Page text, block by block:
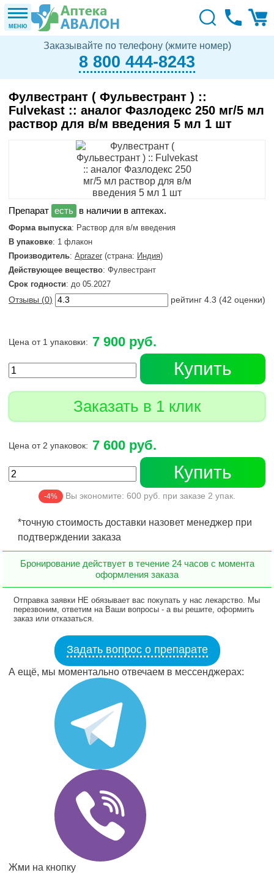
МЕНЮ
Заказывайте по телефону (жмите номер)
8 800 444-8243
Фулвестрант ( Фульвестрант ) ::
Fulvekast :: аналог Фазлодекс 250 мг/5 мл
раствор для в/м введения 5 мл 1 шт
в наличии в аптеках.
Форма выпуска: Раствор для в/м введения
В упаковке: 1 флакон
Производитель: Aprazer (страна: Индия)
Действующее вещество: Фулвестрант
Срок годности: до 05.2027
Отзывы (0) рейтинг 4.3 (42 оценки)
Цена от 1 упаковки: 7 900 руб.
Купить
Заказать в 1 клик
Цена от 2 упаковок: 7 600 руб.
Купить
-4% Вы экономите: 600 руб. при заказе 2 упак.
*точную стоимость доставки назовет менеджер при
подтверждении заказа
Бронирование действует в течение 24 часов с момента
оформления заказа
Отправка заявки НЕ обязывает вас покупать у нас лекарство. Мы
перезвоним, ответим на Ваши вопросы - а вы решите, оформить
заказ или отказаться.
Задать вопрос о препарате
А ещё, мы моментально отвечаем в мессенджерах:
Жми на кнопку